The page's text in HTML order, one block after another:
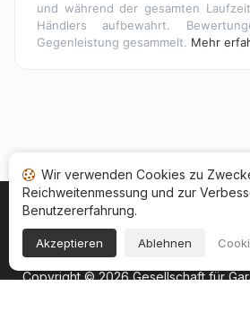
und während der gesamten
Händlers aufbewahrt.
Gegenleistung gesammelt. Mehr
Startseite Ihr Bewertungsstatus
Allgemeine
Rechtshinweise
Copyright © 2026Gesellschaft für
Wir verwenden Cookies zu
Reichweitenmessung und zur
Benutzererfahrung.
Akzeptieren Ablehnen